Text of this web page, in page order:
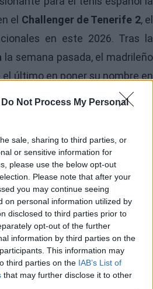
Do Not Process My Personal
sale, sharing to third parties, or
or sensitive information for
please use the below opt-out
Please note that after your
you may continue seeing
on personal information utilized by
disclosed to third parties prior to
opt-out of the further
information by third parties on the
This information may
third parties on the IAB’s List of
that may further disclose it to other
el Challenger de Tenerife 2, el
en este 2026. Tras la
la semana pasada, el madrileño
último en poner su nombre en
al alemán Tom Gentzsch por 6-
una Armada que ha respondido
, que fue un auténtico muro
(6-4, 6-2). También fue
que obtiene en tierras
del año, remontando con
7-5, 6-2); a punto estuvimos de
pero el sudafricanoLloyd Harris
un igualadísimo duelo a
4, 6-4). Jornada espectacular la